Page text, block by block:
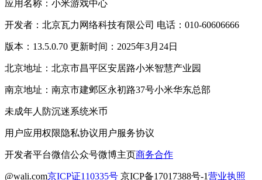
应用名称：小米游戏中心
开发者：北京瓦力网络科技有限公司 电话：010-60606666
版本：13.5.0.70 更新时间：2025年3月24日
北京地址：北京市昌平区安居路小米智慧产业园
南京地址：南京市建邺区永初路37号小米华东总部
未成年人防沉迷系统米币
用户应用权限隐私协议用户服务协议
开发者平台微信公众号微博主页商务合作
@wali.com京ICP证110335号 京ICP备17017388号-1营业执照